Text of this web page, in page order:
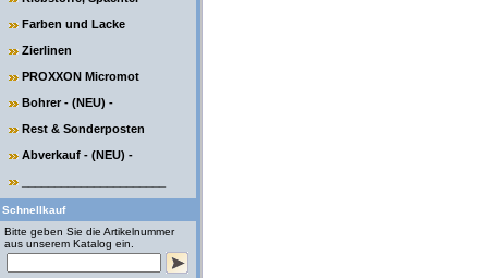
Farben und Lacke
Zierlinen
PROXXON Micromot
Bohrer - (NEU) -
Rest & Sonderposten
Abverkauf - (NEU) -
Schnellkauf
Bitte geben Sie die Artikelnummer
aus unserem Katalog ein.